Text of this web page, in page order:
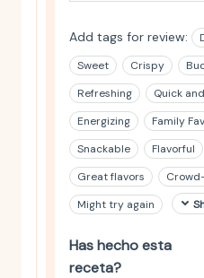
Add tags for review:
Sweet
Crispy
Refreshing
Quick
Energizing
Family
Snackable
Flavorful
Great flavors
Might try again
Has hecho esta
receta?